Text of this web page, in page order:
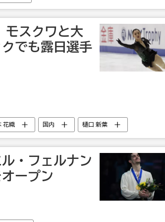
スクワと大
でも露日選手
花織 国内
樋口 新葉
・フェルナン
ープン